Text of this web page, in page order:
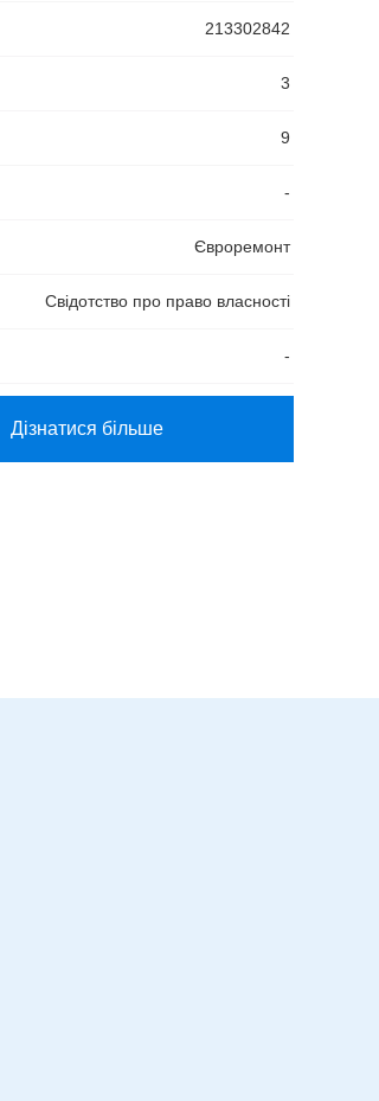
213302842
3
9
-
Євроремонт
Свідотство про право власності
-
Дізнатися більше